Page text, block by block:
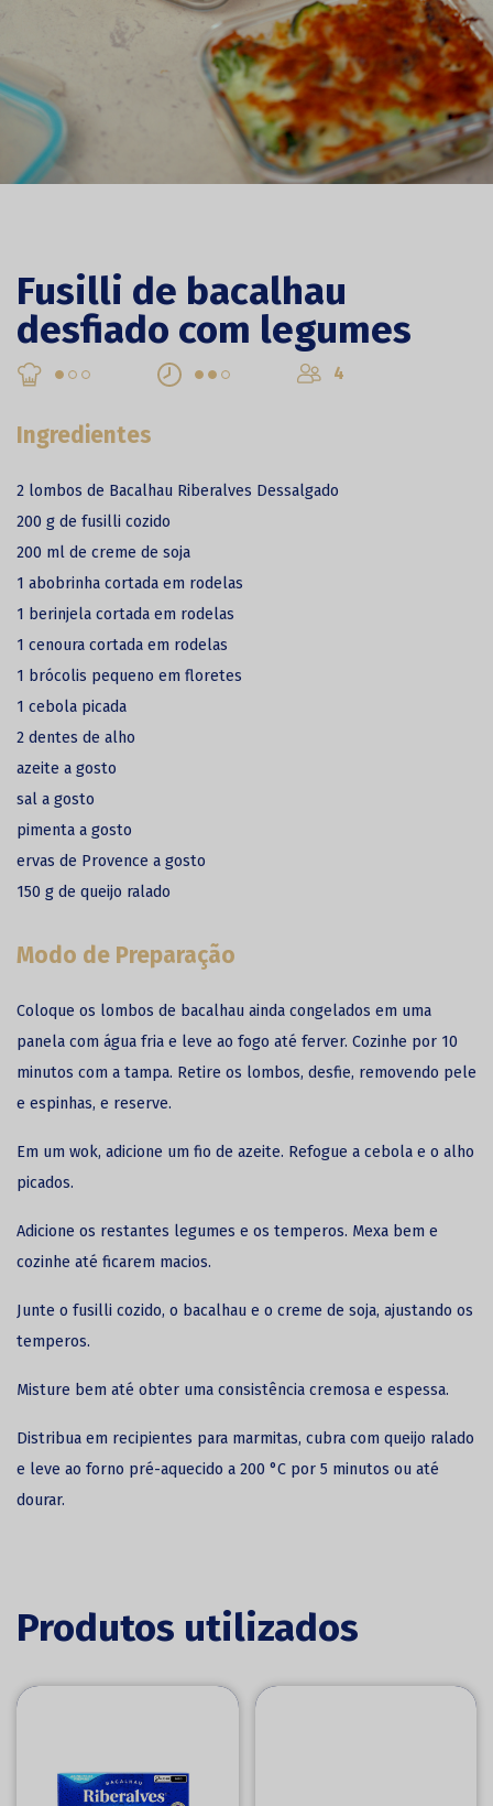
Fusilli de bacalhau
desfiado com legumes
4
Ingredientes
2 lombos de Bacalhau Riberalves Dessalgado
200 g de fusilli cozido
200 ml de creme de soja
1 abobrinha cortada em rodelas
1 berinjela cortada em rodelas
1 cenoura cortada em rodelas
1 brócolis pequeno em floretes
1 cebola picada
2 dentes de alho
azeite a gosto
sal a gosto
pimenta a gosto
ervas de Provence a gosto
150 g de queijo ralado
Modo de Preparação
Coloque os lombos de bacalhau ainda congelados em uma
panela com água fria e leve ao fogo até ferver. Cozinhe por 10
minutos com a tampa. Retire os lombos, desfie, removendo pele
e espinhas, e reserve.
Em um wok, adicione um fio de azeite. Refogue a cebola e o alho
picados.
Adicione os restantes legumes e os temperos. Mexa bem e
cozinhe até ficarem macios.
Junte o fusilli cozido, o bacalhau e o creme de soja, ajustando os
temperos.
Misture bem até obter uma consistência cremosa e espessa.
Distribua em recipientes para marmitas, cubra com queijo ralado
e leve ao forno pré-aquecido a 200 °C por 5 minutos ou até
dourar.
Produtos utilizados